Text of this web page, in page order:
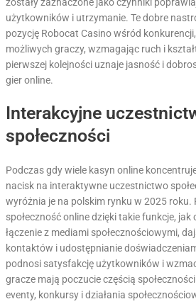
użytkowników i utrzymanie. Te dobre
pozycję Robocat Casino wśród
możliwych graczy, wzmagając ruch i
pierwszej kolejności uznaje jasność i
gier online.
Interakcyjne
społeczności
Podczas gdy wiele kasyn online
nacisk na interaktywne uczestnictwo
wyróżnia je na polskim rynku w 2025 roku.
społeczność online dzięki takie funkcje,
łączenie z mediami społecznościowymi,
kontaktów i udostępnianie
podnosi satysfakcję użytkowników i
gracze mają poczucie częścią
eventy, konkursy i działania